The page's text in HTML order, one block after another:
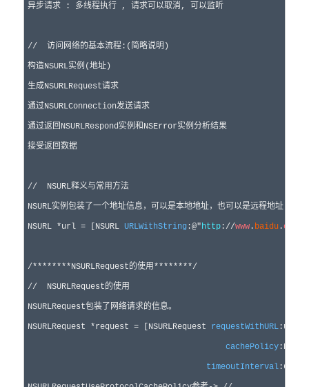
异步请求 : 多线程执行 , 请求可以取消, 可以监听
//
  访问网络的基本流程:(简略说明)
构造NSURL实例(地址)
生成NSURLRequest请求
通过NSURLConnection发送请求
通过返回NSURLRespond实例和NSError实例分析结果
接受返回数据
//
  NSURL释义与常用方法
NSURL实例包装了一个地址信息，可以是本地地址，也可以是远程地址
NSURL *url = [NSURL URLWithString :@" http ://www . baidu .com
/********NSURLRequest的使用********/
//
  NSURLRequest的使用
NSURLRequest包装了网络请求的信息。
NSURLRequest *request = [NSURLRequest requestWithURL :url
cachePolicy
timeoutInterval : 60